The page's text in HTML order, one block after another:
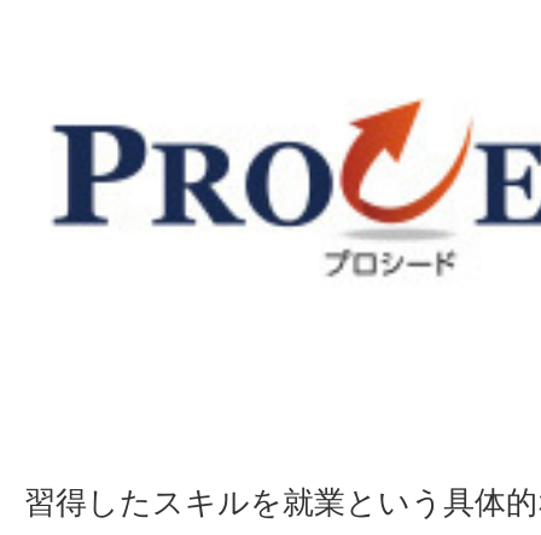
習得したスキルを就業という具体